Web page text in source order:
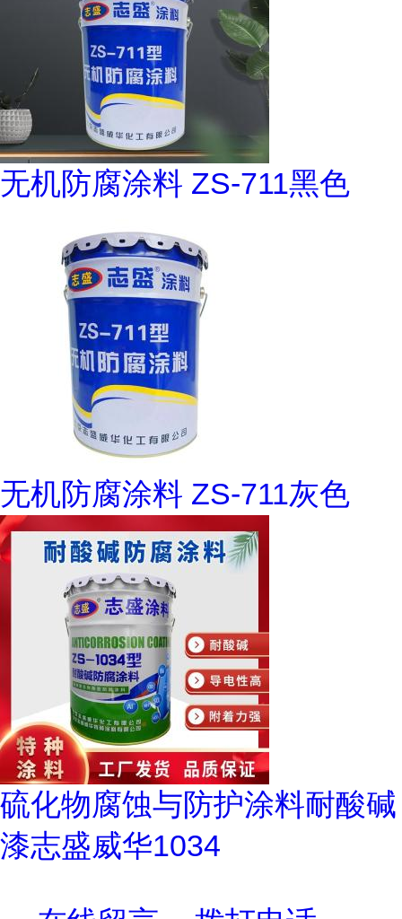
无机防腐涂料 ZS-711黑色
无机防腐涂料 ZS-711灰色
硫化物腐蚀与防护涂料耐酸碱
漆志盛威华1034